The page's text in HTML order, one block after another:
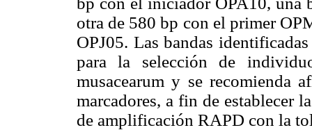
otra de 580 bp con el primer
OPJ05. Las bandas
para la selección de
musacearum y se recomienda
marcadores, a fin de establecer
de amplificación RAPD con la